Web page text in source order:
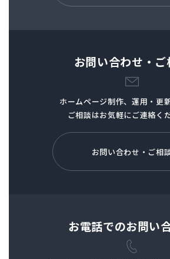
お問い合わせ・ご
ホームページ制作、 運用・更
ご相談はお気軽にご連絡くだ
お問い合わせ・ご相
お電話でのお問い